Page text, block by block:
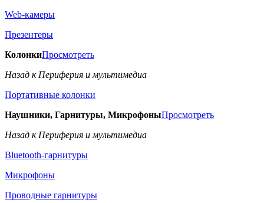
Web-камеры
Презентеры
КолонкиПросмотреть
Назад к Периферия и мультимедиа
Портативные колонки
Наушники, Гарнитуры, МикрофоныПросмотреть
Назад к Периферия и мультимедиа
Bluetooth-гарнитуры
Микрофоны
Проводные гарнитуры